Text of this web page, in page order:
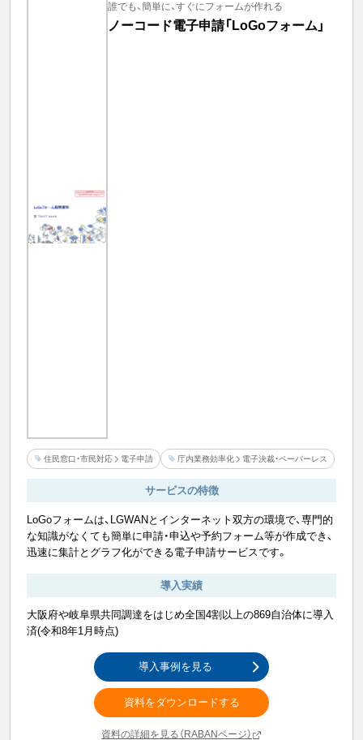
誰でも、簡単に、すぐにフォームが作れる
ノーコード電子申請「LoGoフォーム」
住民窓口・市民対応 電子申請 庁内業務効率化 電子決裁・ペーパーレス
サービスの特徴
LoGoフォームは、LGWANとインターネット双方の環境で、専門的
な知識がなくても簡単に申請・申込や予約フォーム等が作成でき、
迅速に集計とグラフ化ができる電子申請サービスです。
導入実績
大阪府や岐阜県共同調達をはじめ全国4割以上の869自治体に導入
済(令和8年1月時点)
導入事例を見る
資料をダウンロードする
資料の詳細を見る（RABANページ）